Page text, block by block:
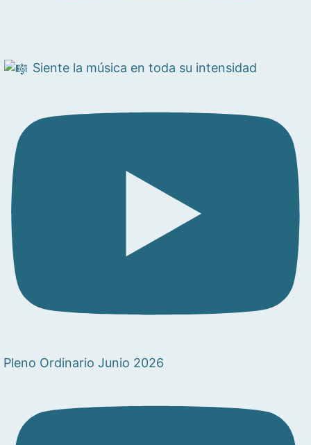
Siente la música en toda su intensidad
Pleno Ordinario Junio 2026